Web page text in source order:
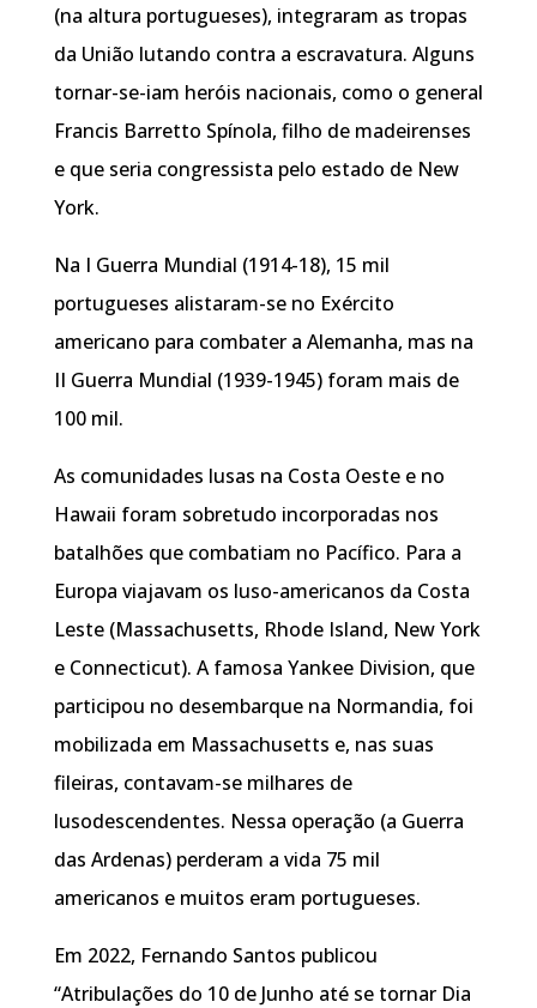
(na altura portugueses), integraram as tropas
da União lutando contra a escravatura. Alguns
tornar-se-iam heróis nacionais, como o general
Francis Barretto Spínola, filho de madeirenses
e que seria congressista pelo estado de New
York.
Na I Guerra Mundial (1914-18), 15 mil
portugueses alistaram-se no Exército
americano para combater a Alemanha, mas na
II Guerra Mundial (1939-1945) foram mais de
100 mil.
As comunidades lusas na Costa Oeste e no
Hawaii foram sobretudo incorporadas nos
batalhões que combatiam no Pacífico. Para a
Europa viajavam os luso-americanos da Costa
Leste (Massachusetts, Rhode Island, New York
e Connecticut). A famosa Yankee Division, que
participou no desembarque na Normandia, foi
mobilizada em Massachusetts e, nas suas
fileiras, contavam-se milhares de
lusodescendentes. Nessa operação (a Guerra
das Ardenas) perderam a vida 75 mil
americanos e muitos eram portugueses.
Em 2022, Fernando Santos publicou
“Atribulações do 10 de Junho até se tornar Dia